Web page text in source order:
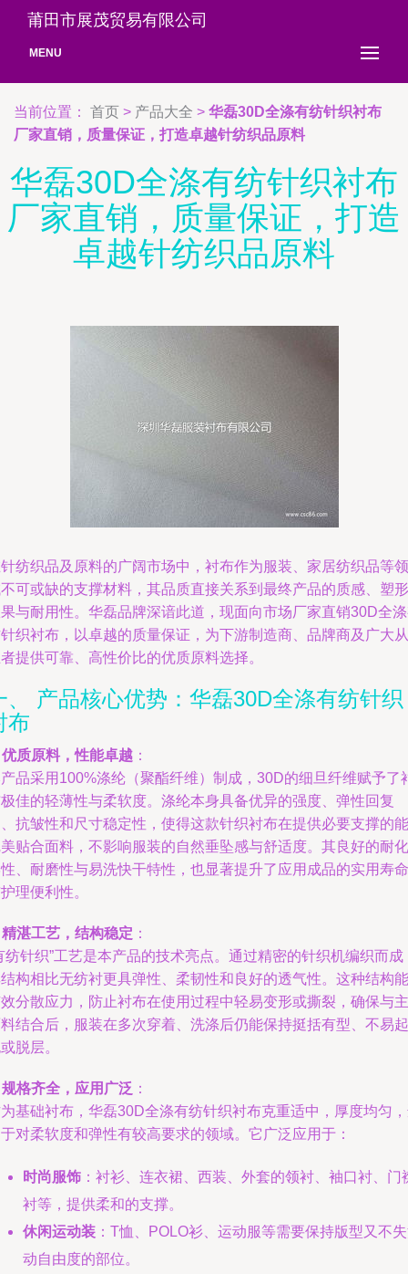
莆田市展茂贸易有限公司
MENU
当前位置： 首页 > 产品大全 > 华磊30D全涤有纺针织衬布
厂家直销，质量保证，打造卓越针纺织品原料
华磊30D全涤有纺针织衬布
厂家直销，质量保证，打造
卓越针纺织品原料
纺织品及原料的广阔市场中，衬布作为服装、家居纺织品等领
可或缺的支撑材料，其品质直接关系到最终产品的质感、塑形
与耐用性。华磊品牌深谙此道，现面向市场厂家直销30D全
织衬布，以卓越的质量保证，为下游制造商、品牌商及广大从
提供可靠、高性价比的优质原料选择。
、 产品核心优势：华磊30D全涤有纺针织
布
优质原料，性能卓越 ：
品采用100%涤纶（聚酯纤维）制成，30D的细旦纤维赋予了
佳的轻薄性与柔软度。涤纶本身具备优异的强度、弹性回复
抗皱性和尺寸稳定性，使得这款针织衬布在提供必要支撑的能
贴合面料，不影响服装的自然垂坠感与舒适度。其良好的耐化
、耐磨性与易洗快干特性，也显著提升了应用成品的实用寿命
理便利性。
精湛工艺，结构稳定 ：
纺针织”工艺是本产品的技术亮点。通过精密的针织机编织而成
构相比无纺衬更具弹性、柔韧性和良好的透气性。这种结构能
分散应力，防止衬布在使用过程中轻易变形或撕裂，确保与主
结合后，服装在多次穿着、洗涤后仍能保持挺括有型、不易起
脱层。
规格齐全，应用广泛 ：
基础衬布，华磊30D全涤有纺针织衬布克重适中，厚度均匀
对柔软度和弹性有较高要求的领域。它广泛应用于：
时尚服饰 ：衬衫、连衣裙、西装、外套的领衬、袖口衬、门
衬等，提供柔和的支撑。
休闲运动装 ：T恤、POLO衫、运动服等需要保持版型又不
动自由度的部位。